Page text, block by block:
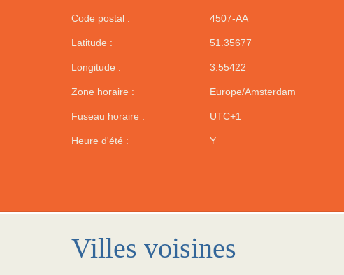
Code postal : 4507-AA
Latitude : 51.35677
Longitude : 3.55422
Zone horaire : Europe/Amsterdam
Fuseau horaire : UTC+1
Heure d'été : Y
Villes voisines